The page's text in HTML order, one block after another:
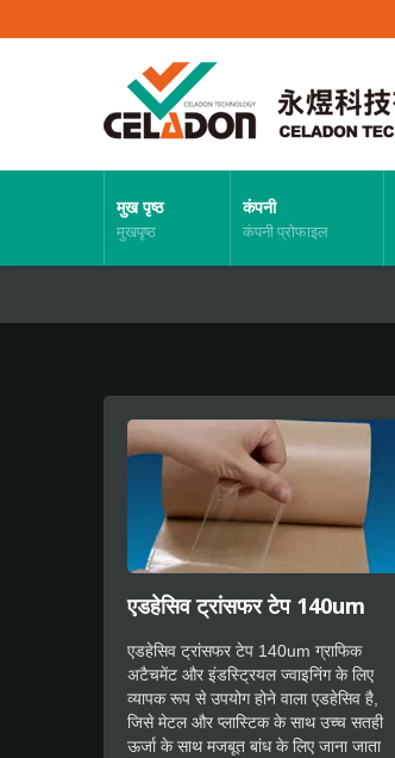
मुख पृष्ठ
मुखपृष्ठ
कंपनी
कंपनी प्रोफाइल
एडहेसिव ट्रांसफर टेप 140um
एडहेसिव ट्रांसफर टेप 140um ग्राफिक
अटैचमेंट और इंडस्ट्रियल ज्वाइनिंग के लिए
व्यापक रूप से उपयोग होने वाला एडहेसिव है,
जिसे मेटल और प्लास्टिक के साथ उच्च सतही
ऊर्जा के साथ मजबूत बांध के लिए जाना जाता